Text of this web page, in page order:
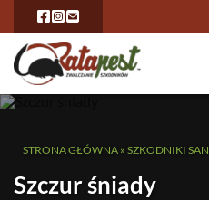
STRONA GŁÓWNA » SZKODNIKI
Szczur śniady